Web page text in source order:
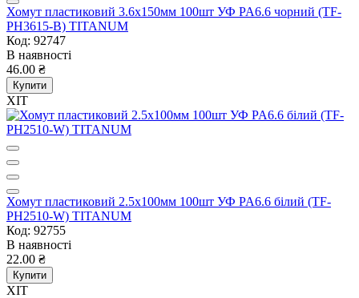
Хомут пластиковий 3.6x150мм 100шт УФ PA6.6 чорний (TF-
PH3615-B) TITANUM
Код: 92747
В наявності
46.00 ₴
Купити
ХІТ
Хомут пластиковий 2.5x100мм 100шт УФ PA6.6 білий (TF-
PH2510-W) TITANUM
Код: 92755
В наявності
22.00 ₴
Купити
ХІТ